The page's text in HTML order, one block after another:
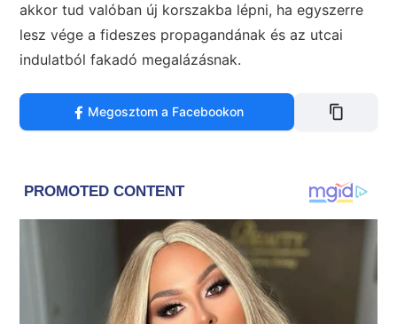
akkor tud valóban új korszakba lépni, ha egyszerre
lesz vége a fideszes propagandának és az utcai
indulatból fakadó megalázásnak.
Megosztom a Facebookon